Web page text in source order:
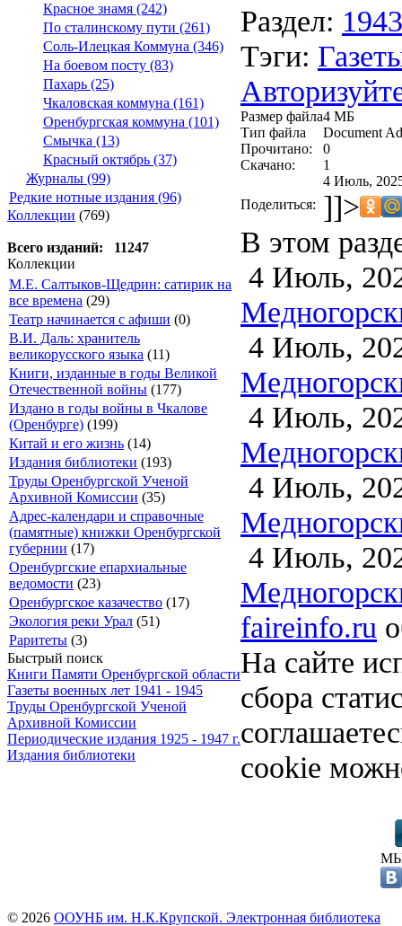
Красное знамя (242)
По сталинскому пути (261)
Соль-Илецкая Коммуна (346)
На боевом посту (83)
Пахарь (25)
Чкаловская коммуна (161)
Оренбургская коммуна (101)
Смычка (13)
Красный октябрь (37)
Журналы (99)
Редкие нотные издания (96)
Коллекции (769)
Всего изданий: 11247
Коллекции
М.Е. Салтыков-Щедрин: сатирик на
все времена (29)
Театр начинается с афиши (0)
В.И. Даль: хранитель
великорусского языка (11)
Книги, изданные в годы Великой
Отечественной войны (177)
Издано в годы войны в Чкалове
(Оренбурге) (199)
Китай и его жизнь (14)
Издания библиотеки (193)
Труды Оренбургской Ученой
Архивной Комиссии (35)
Адрес-календари и справочные
(памятные) книжки Оренбургской
губернии (17)
Оренбургские епархиальные
ведомости (23)
Оренбургское казачество (17)
Экология реки Урал (51)
Раритеты (3)
Быстрый поиск
Книги Памяти Оренбургской области
Газеты военных лет 1941 - 1945
Труды Оренбургской Ученой
Архивной Комиссии
Периодические издания 1925 - 1947 г.
Издания библиотеки
Раздел: 1943
Тэги:
Размер файла4 МБ
Тип файла
Document
Прочитано:
0
Скачано:
1
4 Июль,
Поделиться: ]]>
В этом
4 Июль,
4 Июль,
4 Июль,
4 Июль,
4 Июль,
faireinfo.ru
На сайте
сбора
cookie
© 2026 ООУНБ им. Н.К.Крупской. Электронная библиотека